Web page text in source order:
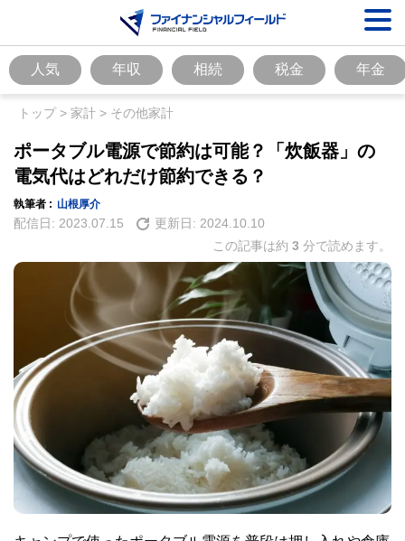
人気 年収 相続 税金 年金
トップ> 家計 > その他家計
ポータブル電源で節約は可能？「炊飯器」の
電気代はどれだけ節約できる？
執筆者 : 山根厚介
配信日: 2023.07.15 更新日: 2024.10.10
この記事は約 3 分で読めます。